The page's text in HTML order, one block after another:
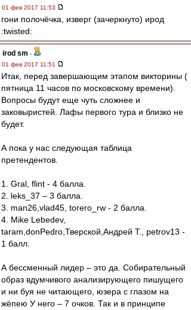
01 фев 2017 11:53
гони полочёчка, изверг (зачеркнуто) ирод
:twisted:
irod sm -
01 фев 2017 11:51
Итак, перед завершающим этапом викторины (
пятница 11 часов по московскому времени).
Вопросы будут еще чуть сложнее и
заковыристей. Лафы первого тура и близко не
будет.
А пока у нас следующая таблица
претендентов.
1. Gral, flint - 4 балла.
2. leks_37 – 3 балла.
3. man26,vlad45, torero_rw - 2 балла.
4. Mike Lebedev,
taram,donPedro,Тверской,Андрей Т., petrov13 -
1 балл.
А бессменный лидер – это да. Собирательный
образ вдумчивого анализирующего пишущего
и ни буя не читающего, юзера с глазом на
жёпею У него – 7 очков. Так и в принципе